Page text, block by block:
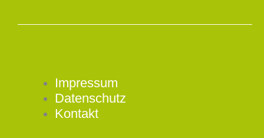
Impressum
Datenschutz
Kontakt